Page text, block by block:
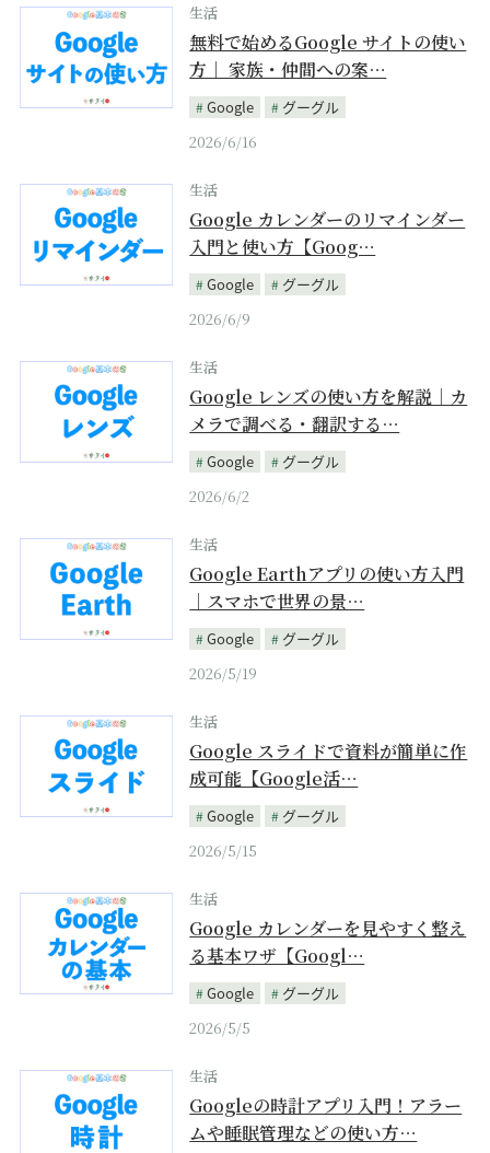
生活
無料で始めるGoogle サイトの使い
方｜ 家族・仲間への案…
Google
グーグル
2026/6/16
生活
Google カレンダーのリマインダー
入門と使い方【Goog…
Google
グーグル
2026/6/9
生活
Google レンズの使い方を解説｜カ
メラで調べる・翻訳する…
Google
グーグル
2026/6/2
生活
Google Earthアプリの使い方入門
｜スマホで世界の景…
Google
グーグル
2026/5/19
生活
Google スライドで資料が簡単に作
成可能【Google活…
Google
グーグル
2026/5/15
生活
Google カレンダーを見やすく整え
る基本ワザ【Googl…
Google
グーグル
2026/5/5
生活
Googleの時計アプリ入門！アラー
ムや睡眠管理などの使い方…